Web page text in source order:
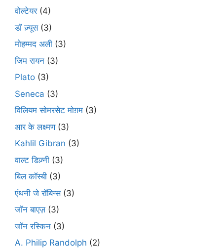
वोल्टेयर(4)
डॉ ज़्यूस(3)
मोहम्मद अली (3)
जिम रायन (3)
Plato (3)
Seneca (3)
विलियम सोमरसेट मोग़म (3)
आर के लक्ष्मण(3)
Kahlil Gibran (3)
वाल्ट डिज़्नी (3)
बिल कॉस्बी (3)
एंथनी जे रॉबिन्स(3)
जॉन बाएज़ (3)
जॉन रस्किन (3)
A. Philip Randolph (2)